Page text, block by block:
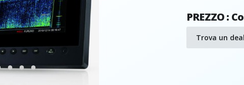
PREZZO :
Trova un